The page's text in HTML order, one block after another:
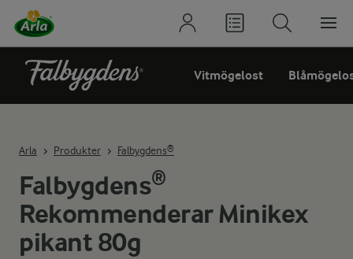
Vitmögelost
Arla Produkter Falbygdens®
Falbygdens®
Rekommenderar Minikex
pikant 80g